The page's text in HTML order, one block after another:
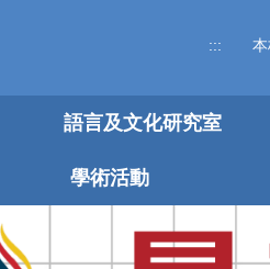
:::
語言及文化研究室
學術活動